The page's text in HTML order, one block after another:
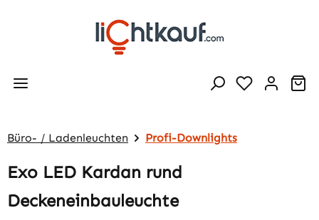
Zum Hauptinhalt springen
Büro- / Ladenleuchten Profi-Downlights
Exo LED Kardan rund
Deckeneinbauleuchte